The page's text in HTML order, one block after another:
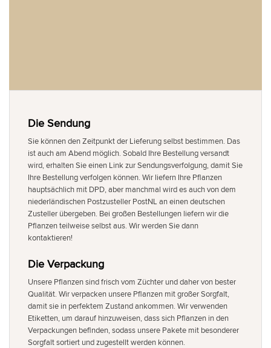
Die Sendung
Sie können den Zeitpunkt der Lieferung selbst bestimmen. Das
ist auch am Abend möglich. Sobald Ihre Bestellung versandt
wird, erhalten Sie einen Link zur Sendungsverfolgung, damit Sie
Ihre Bestellung verfolgen können. Wir liefern Ihre Pflanzen
hauptsächlich mit DPD, aber manchmal wird es auch von dem
niederländischen Postzusteller PostNL an einen deutschen
Zusteller übergeben. Bei großen Bestellungen liefern wir die
Pflanzen teilweise selbst aus. Wir werden Sie dann
kontaktieren!
Die Verpackung
Unsere Pflanzen sind frisch vom Züchter und daher von bester
Qualität. Wir verpacken unsere Pflanzen mit großer Sorgfalt,
damit sie in perfektem Zustand ankommen. Wir verwenden
Etiketten, um darauf hinzuweisen, dass sich Pflanzen in den
Verpackungen befinden, sodass unsere Pakete mit besonderer
Sorgfalt sortiert und zugestellt werden können.